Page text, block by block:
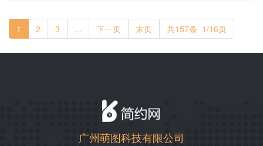
1 2 3 ... 下一页 末页 共157条 1/16页
广州萌图科技有限公司